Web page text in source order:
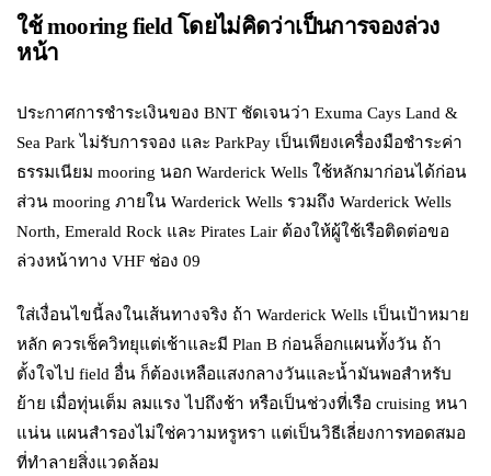
ใช้ mooring field โดยไม่คิดว่าเป็นการจองล่วง
หน้า
ประกาศการชำระเงินของ BNT ชัดเจนว่า Exuma Cays Land &
Sea Park ไม่รับการจอง และ ParkPay เป็นเพียงเครื่องมือชำระค่า
ธรรมเนียม mooring นอก Warderick Wells ใช้หลักมาก่อนได้ก่อน
ส่วน mooring ภายใน Warderick Wells รวมถึง Warderick Wells
North, Emerald Rock และ Pirates Lair ต้องให้ผู้ใช้เรือติดต่อขอ
ล่วงหน้าทาง VHF ช่อง 09
ใส่เงื่อนไขนี้ลงในเส้นทางจริง ถ้า Warderick Wells เป็นเป้าหมาย
หลัก ควรเช็ควิทยุแต่เช้าและมี Plan B ก่อนล็อกแผนทั้งวัน ถ้า
ตั้งใจไป field อื่น ก็ต้องเหลือแสงกลางวันและน้ำมันพอสำหรับ
ย้าย เมื่อทุ่นเต็ม ลมแรง ไปถึงช้า หรือเป็นช่วงที่เรือ cruising หนา
แน่น แผนสำรองไม่ใช่ความหรูหรา แต่เป็นวิธีเลี่ยงการทอดสมอ
ที่ทำลายสิ่งแวดล้อม